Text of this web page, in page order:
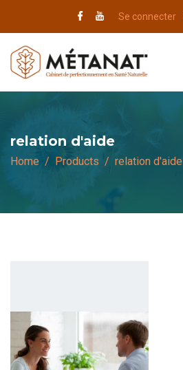
Se connecter
relation d'aide
Home Products relation d'aide